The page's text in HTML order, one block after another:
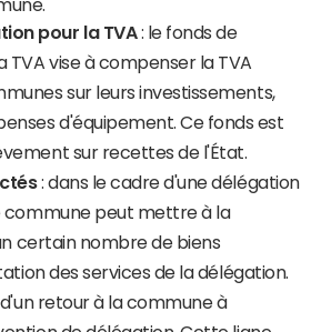
pour la TVA: le fonds de
vise à compenser la TVA
sur leurs investissements,
d'équipement. Ce fonds est
sur recettes de l'État.
: dans le cadre d'une délégation
commune peut mettre à la
certain nombre de biens
des services de la délégation.
retour à la commune à